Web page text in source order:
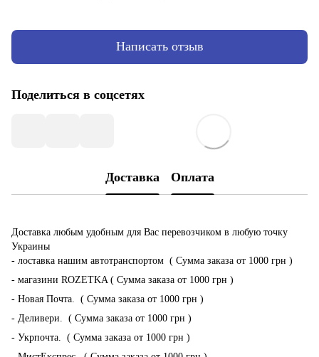
Написать отзыв
Поделиться в соцсетях
Доставка Оплата
Доставка любым удобным для Вас перевозчиком в любую точку
Украины
- лоставка нашим автотранспортом ( Сумма заказа от 1000 грн )
- магазини ROZETKA ( Сумма заказа от 1000 грн )
- Новая Почта. ( Сумма заказа от 1000 грн )
- Деливери. ( Сумма заказа от 1000 грн )
- Укрпочта. ( Сумма заказа от 1000 грн )